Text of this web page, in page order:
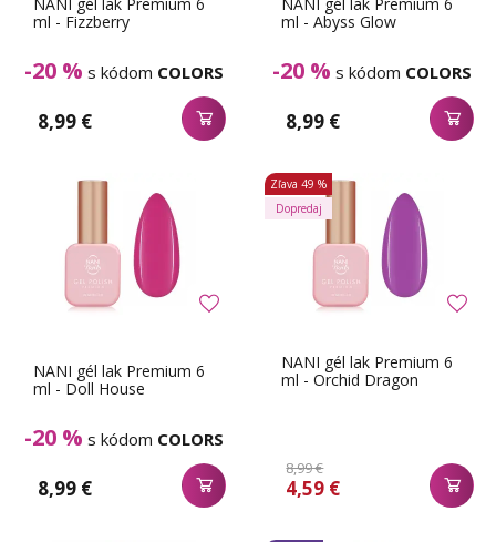
ml - Fizzberry
-20 % s kódom COLORS
8,99 €
ml - Abyss Glow
-20 % s kódom COLORS
8,99 €
NANI gél lak Premium 6
ml - Doll House
-20 % s kódom COLORS
8,99 €
NANI gél lak Premium 6
ml - Orchid Dragon
8,99 €
4,59 €
Zľava 49 %
Dopredaj